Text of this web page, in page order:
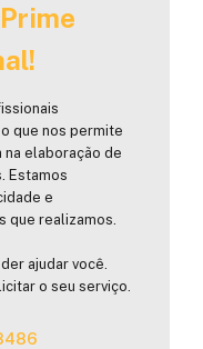
que nos permite
elaboração de
Estamos
e
que realizamos.
ajudar você.
o seu serviço.